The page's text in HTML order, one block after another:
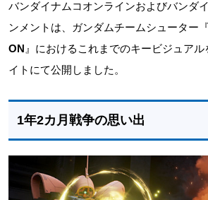
バンダイナムコオンラインおよびバンダ
ンメントは、ガンダムチームシューター『
ON 』におけるこれまでのキービジュア
イトにて公開しました。
1年2カ月戦争の思い出